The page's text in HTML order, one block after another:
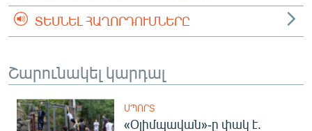
ՏԵՍՆԵԼ ՀԱՂՈՐԴՈՒՄՆԵՐԸ
Շարունակել կարդալ
ՍՊՈՐՏ
«Օլիմպավան»-ը փակ է.